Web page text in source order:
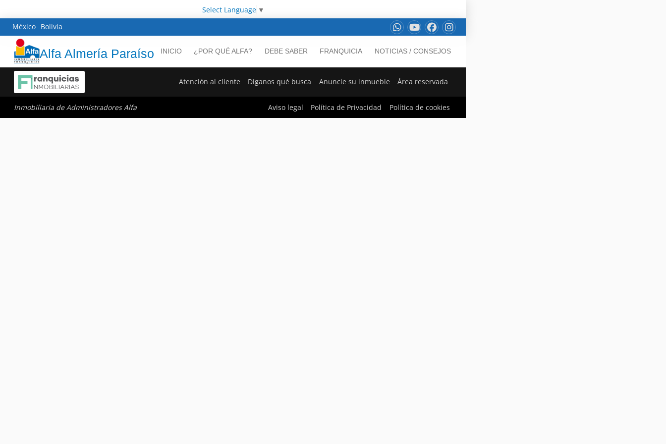
Select Language ▼
México Bolivia
Alfa Almería Paraíso INICIO ¿POR QUÉ ALFA? DEBE SABER FRANQUICIA NOTICIAS / CONSEJOS
Atención al cliente Díganos qué busca Anuncie su inmueble Área reservada
Inmobiliaria de Administradores Alfa Aviso legal Política de Privacidad Política de cookies